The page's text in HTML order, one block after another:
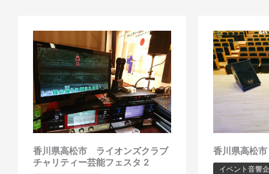
香川県高松市 ライオンズクラブ
チャリティー芸能フェスタ 2
香川県高松
イベント音響